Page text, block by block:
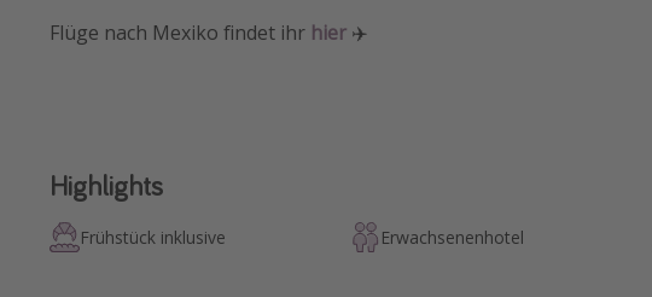
Flüge nach Mexiko findet ihr hier ✈️
Highlights
Frühstück inklusive Erwachsenenhotel